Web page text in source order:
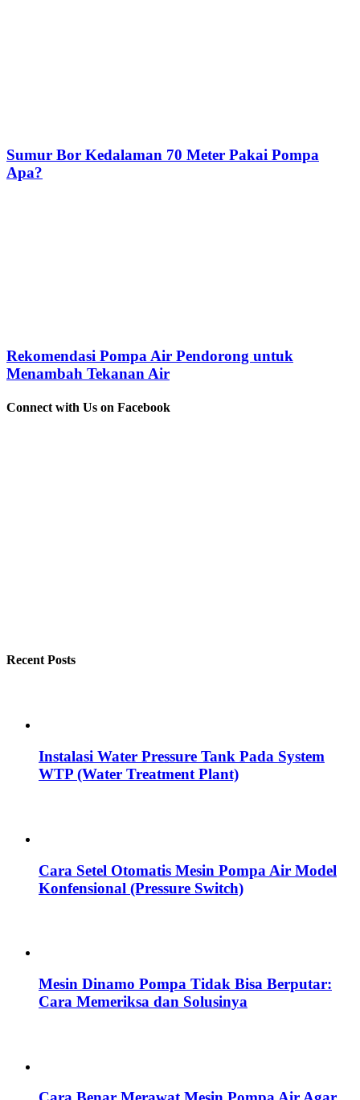
Sumur Bor Kedalaman 70 Meter Pakai Pompa
Apa?
Rekomendasi Pompa Air Pendorong untuk
Menambah Tekanan Air
Connect with Us on Facebook
Recent Posts
Instalasi Water Pressure Tank Pada System
WTP (Water Treatment Plant)
Cara Setel Otomatis Mesin Pompa Air Model
Konfensional (Pressure Switch)
Mesin Dinamo Pompa Tidak Bisa Berputar:
Cara Memeriksa dan Solusinya